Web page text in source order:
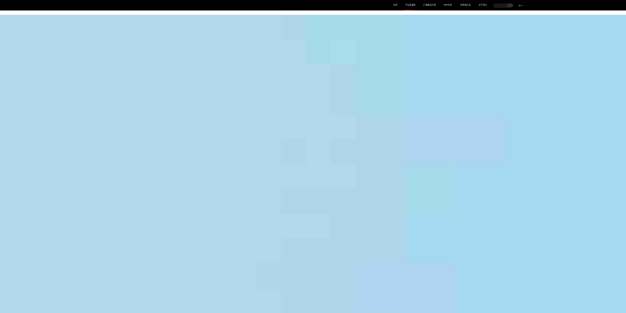
首页 产品及服务 行业解决方案 合作伙伴 投资者关系 关于我们 中EN